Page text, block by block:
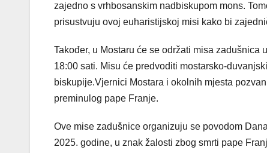
zajedno s vrhbosanskim nadbiskupom mons.
prisustvuju ovoj euharistijskoj misi kako bi
Također, u Mostaru će se održati misa
18:00 sati. Misu će predvoditi mostarsko-
biskupije.Vjernici Mostara i okolnih mjesta
preminulog pape Franje.​
Ove mise zadušnice organizuju se povodom
2025. godine, u znak žalosti zbog smrti pape